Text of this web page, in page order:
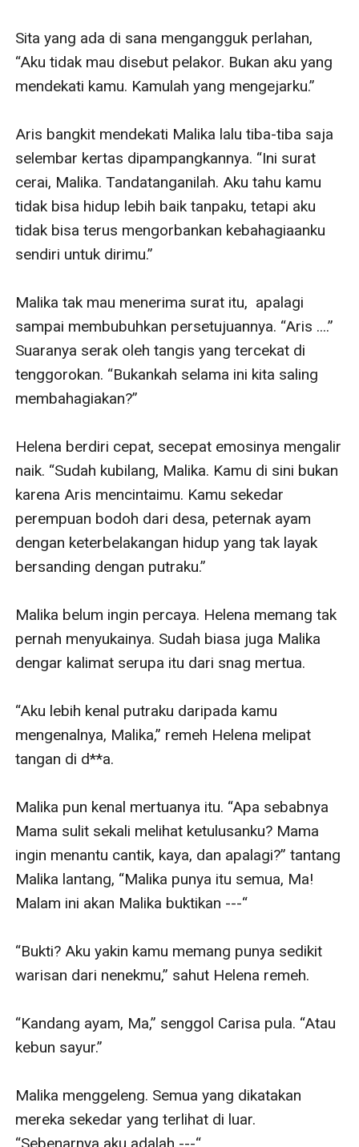
Sita yang ada di sana mengangguk perlahan,
“Aku tidak mau disebut pelakor. Bukan aku yang
mendekati kamu. Kamulah yang mengejarku.”
Aris bangkit mendekati Malika lalu tiba-tiba saja
selembar kertas dipampangkannya. “Ini surat
cerai, Malika. Tandatanganilah. Aku tahu kamu
tidak bisa hidup lebih baik tanpaku, tetapi aku
tidak bisa terus mengorbankan kebahagiaanku
sendiri untuk dirimu.”
Malika tak mau menerima surat itu,  apalagi
sampai membubuhkan persetujuannya. “Aris ....”
Suaranya serak oleh tangis yang tercekat di
tenggorokan. “Bukankah selama ini kita saling
membahagiakan?”
Helena berdiri cepat, secepat emosinya mengalir
naik. “Sudah kubilang, Malika. Kamu di sini bukan
karena Aris mencintaimu. Kamu sekedar
perempuan bodoh dari desa, peternak ayam
dengan keterbelakangan hidup yang tak layak
bersanding dengan putraku.”
Malika belum ingin percaya. Helena memang tak
pernah menyukainya. Sudah biasa juga Malika
dengar kalimat serupa itu dari snag mertua.
“Aku lebih kenal putraku daripada kamu
mengenalnya, Malika,” remeh Helena melipat
tangan di d**a.
Malika pun kenal mertuanya itu. “Apa sebabnya
Mama sulit sekali melihat ketulusanku? Mama
ingin menantu cantik, kaya, dan apalagi?” tantang
Malika lantang, “Malika punya itu semua, Ma!
Malam ini akan Malika buktikan ---“
“Bukti? Aku yakin kamu memang punya sedikit
warisan dari nenekmu,” sahut Helena remeh.
“Kandang ayam, Ma,” senggol Carisa pula. “Atau
kebun sayur.”
Malika menggeleng. Semua yang dikatakan
mereka sekedar yang terlihat di luar.
“Sebenarnya aku adalah ---“